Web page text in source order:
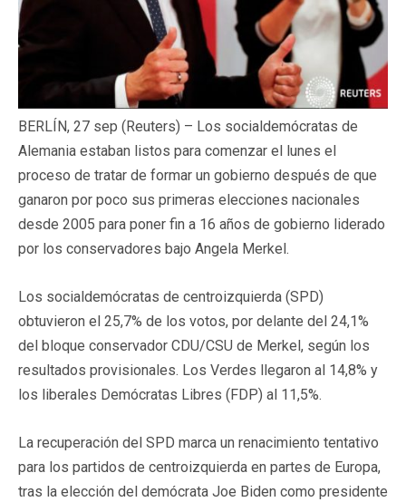
BERLÍN, 27 sep (Reuters) – Los socialdemócratas de
Alemania estaban listos para comenzar el lunes el
proceso de tratar de formar un gobierno después de que
ganaron por poco sus primeras elecciones nacionales
desde 2005 para poner fin a 16 años de gobierno liderado
por los conservadores bajo Angela Merkel.
Los socialdemócratas de centroizquierda (SPD)
obtuvieron el 25,7% de los votos, por delante del 24,1%
del bloque conservador CDU/CSU de Merkel, según los
resultados provisionales. Los Verdes llegaron al 14,8% y
los liberales Demócratas Libres (FDP) al 11,5%.
La recuperación del SPD marca un renacimiento tentativo
para los partidos de centroizquierda en partes de Europa,
tras la elección del demócrata Joe Biden como presidente